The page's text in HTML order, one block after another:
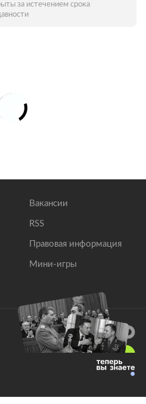
за истечением срока
Вакансии
RSS
Правовая информация
Мини-игры
права защищены.